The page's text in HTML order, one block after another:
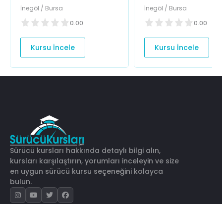
İnegöl / Bursa
0.00
Kursu İncele
İnegöl / Bursa
0.00
Kursu İncele
Sürücü kursları hakkında detaylı bilgi alın,
kursları karşılaştırın, yorumları inceleyin ve size
en uygun sürücü kursu seçeneğini kolayca
bulun.